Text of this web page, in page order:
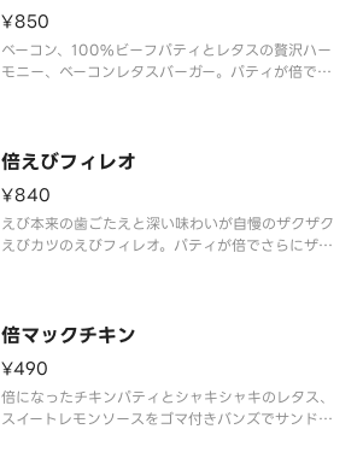
¥850
ベーコン、100%ビーフパティとレタスの贅沢ハー
モニー、ベーコンレタスバーガー。パティが倍で贅
倍えびフィレオ
¥840
えび本来の歯ごたえと深い味わいが自慢のザクザク
えびカツのえびフィレオ。パティが倍でさらにザク
倍マックチキン
¥490
倍になったチキンパティとシャキシャキのレタス、
スイートレモンソースをゴマ付きバンズでサンドし